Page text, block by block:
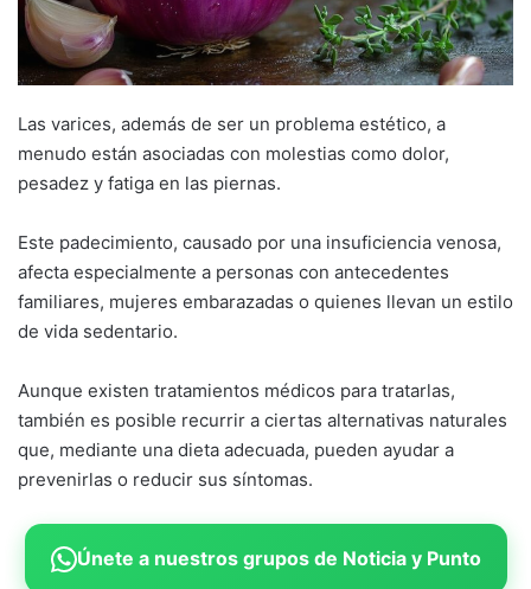
Las varices, además de ser un problema estético, a
menudo están asociadas con molestias como dolor,
pesadez y fatiga en las piernas.
Este padecimiento, causado por una insuficiencia venosa,
afecta especialmente a personas con antecedentes
familiares, mujeres embarazadas o quienes llevan un estilo
de vida sedentario.
Aunque existen tratamientos médicos para tratarlas,
también es posible recurrir a ciertas alternativas naturales
que, mediante una dieta adecuada, pueden ayudar a
prevenirlas o reducir sus síntomas.
Únete a nuestros grupos de Noticia y Punto